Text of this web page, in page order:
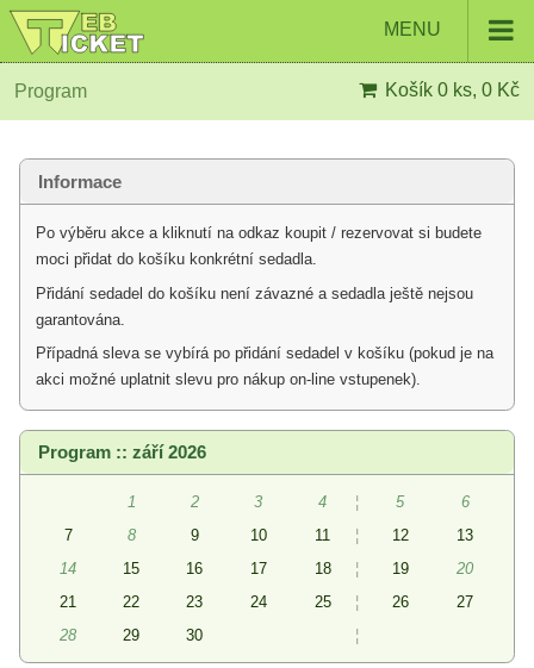
MENU
Program Košík 0 ks, 0 Kč
Informace
Po výběru akce a kliknutí na odkaz koupit / rezervovat si budete
moci přidat do košíku konkrétní sedadla.
Přidání sedadel do košíku není závazné a sedadla ještě nejsou
garantována.
Případná sleva se vybírá po přidání sedadel v košíku (pokud je na
akci možné uplatnit slevu pro nákup on-line vstupenek).
Program :: září 2026
1 2 3 4 ¦ 5
6
7
8 9 10 11 ¦ 12
13
14
15 16 17 18 ¦ 19
20
21
22 23 24 25 ¦ 26
27
28
29 30 ¦